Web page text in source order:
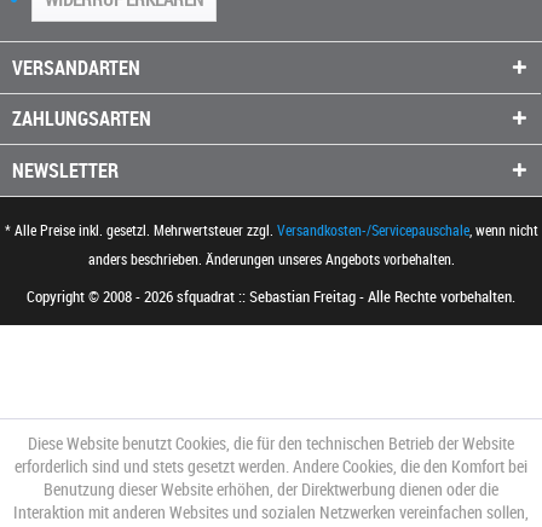
VERSANDARTEN
ZAHLUNGSARTEN
NEWSLETTER
* Alle Preise inkl. gesetzl. Mehrwertsteuer zzgl. Versandkosten-/Servicepauschale, wenn nicht
anders beschrieben. Änderungen unseres Angebots vorbehalten.
Copyright © 2008 - 2026 sfquadrat :: Sebastian Freitag - Alle Rechte vorbehalten.
Diese Website benutzt Cookies, die für den technischen Betrieb der Website
erforderlich sind und stets gesetzt werden. Andere Cookies, die den Komfort bei
Benutzung dieser Website erhöhen, der Direktwerbung dienen oder die
Interaktion mit anderen Websites und sozialen Netzwerken vereinfachen sollen,